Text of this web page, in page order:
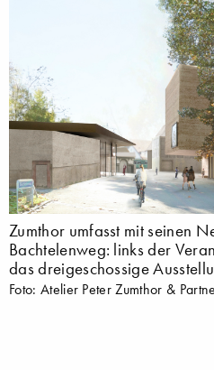
Zumthor umfasst mit seinen
Bachtelenweg: links der
das dreigeschossige
Foto: Atelier Peter Zumthor &